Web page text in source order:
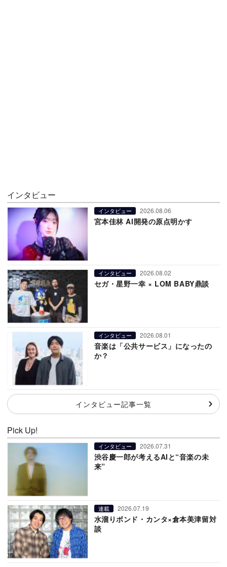
インタビュー
インタビュー 2026.08.06
宮本佳林 AI開発の原点明かす
インタビュー 2026.08.02
セガ・星野一幸 × LOM BABY鼎談
インタビュー 2026.08.01
音楽は「公共サービス」になったの
か？
インタビュー記事一覧
Pick Up!
インタビュー 2026.07.31
渋谷慶一郎が考えるAIと“音楽の未
来”
連載 2026.07.19
水溜りボンド・カンタ×倉本美津留対
談